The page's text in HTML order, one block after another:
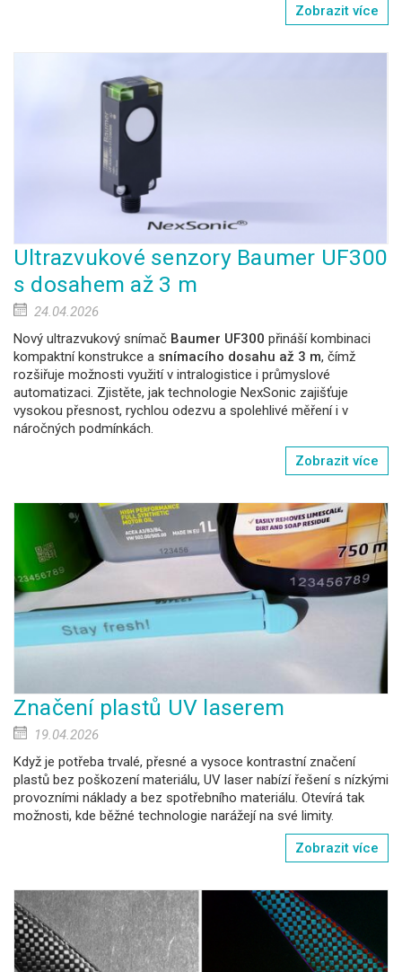
Zobrazit více
Ultrazvukové senzory Baumer UF300
s dosahem až 3 m
24.04.2026
Nový ultrazvukový snímač Baumer UF300 přináší kombinaci
kompaktní konstrukce a snímacího dosahu až 3 m, čímž
rozšiřuje možnosti využití v intralogistice i průmyslové
automatizaci. Zjistěte, jak technologie NexSonic zajišťuje
vysokou přesnost, rychlou odezvu a spolehlivé měření i v
náročných podmínkách.
Zobrazit více
Značení plastů UV laserem
19.04.2026
Když je potřeba trvalé, přesné a vysoce kontrastní značení
plastů bez poškození materiálu, UV laser nabízí řešení s nízkými
provozními náklady a bez spotřebního materiálu. Otevírá tak
možnosti, kde běžné technologie narážejí na své limity.
Zobrazit více